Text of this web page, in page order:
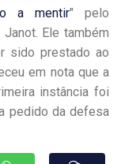
a mentir" pelo
Janot. Ele também
sido prestado ao
em nota que a
instância foi
pedido da defesa